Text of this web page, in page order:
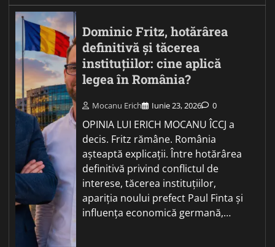
Dominic Fritz, hotărârea
definitivă și tăcerea
instituțiilor: cine aplică
legea în România?
Mocanu Erich Iunie 23, 2026 0
OPINIA LUI ERICH MOCANU ÎCCJ a
decis. Fritz rămâne. România
așteaptă explicații. Între hotărârea
definitivă privind conflictul de
interese, tăcerea instituțiilor,
apariția noului prefect Paul Finta și
influența economică germană,…